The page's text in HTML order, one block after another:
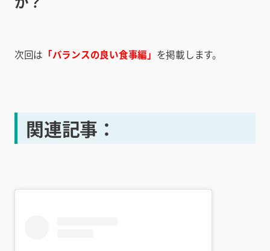
次回は 「バランスの良い食事編」 を掲載します。
関連記事：